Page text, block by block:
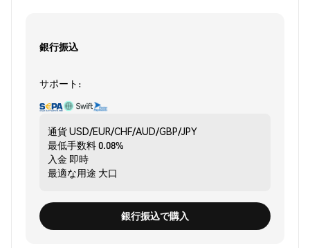
銀行振込
サポート:
通貨USD/EUR/CHF/AUD/GBP/JPY
最低手数料0.08%
入金 即時
最適な用途 大口
銀行振込で購入